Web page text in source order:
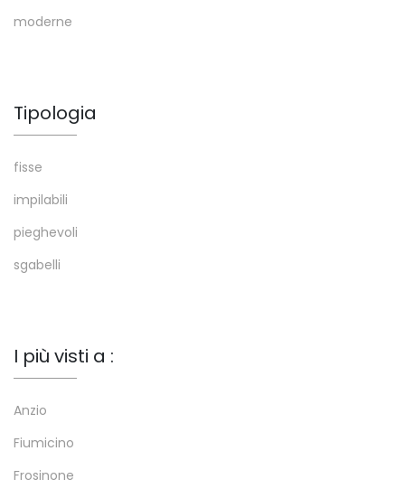
moderne
Tipologia
fisse
impilabili
pieghevoli
sgabelli
I più visti a :
Anzio
Fiumicino
Frosinone